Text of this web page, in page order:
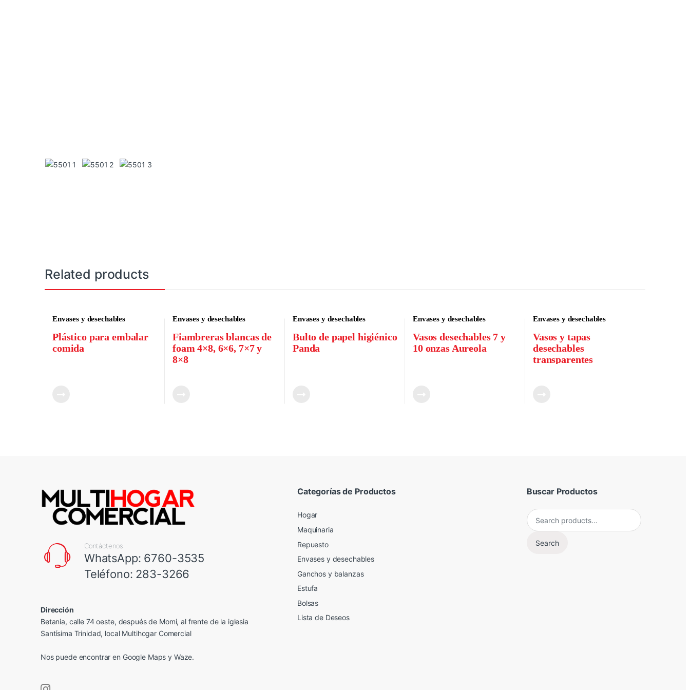
Related products
Envases y desechables
Plástico para embalar
comida
Envases y desechables
Fiambreras blancas de
foam 4×8, 6×6, 7×7 y
8×8
Envases y desechables
Bulto de papel higiénico
Panda
Envases y desechables
Vasos desechables 7 y
10 onzas Aureola
Envases y desechables
Vasos y tapas
desechables
transparentes
Contáctenos
WhatsApp: 6760-3535
Teléfono: 283-3266
Dirección
Betania, calle 74 oeste, después de Momi, al frente de la iglesia
Santísima Trinidad, local Multihogar Comercial
Nos puede encontrar en Google Maps y Waze.
Categorías de Productos
Hogar
Maquinaria
Repuesto
Envases y desechables
Ganchos y balanzas
Estufa
Bolsas
Lista de Deseos
Buscar Productos
Search for:
Search